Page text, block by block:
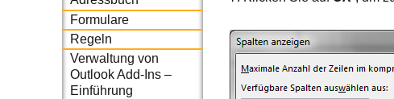
Formulare
Regeln
Verwaltung von
Outlook Add-Ins –
Einführung